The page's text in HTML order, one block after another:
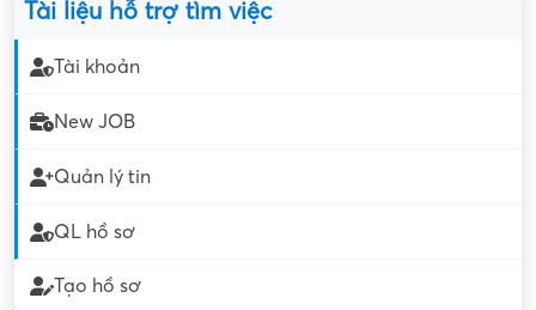
Tài liệu hỗ trợ tìm việc
Tài khoản
New JOB
Quản lý tin
QL hồ sơ
Tạo hồ sơ